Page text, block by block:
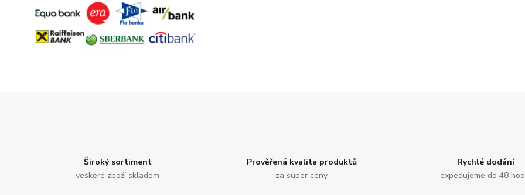
Široký sortiment
veškeré zboží skladem
Prověřená kvalita produktů
za super ceny
Rychlé dodání
expedujeme do 48